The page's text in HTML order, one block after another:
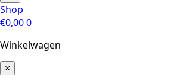
Shop
€0,000
Winkelwagen
×